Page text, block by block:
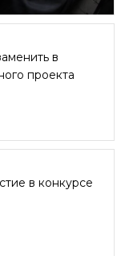
в
проекта
в конкурсе